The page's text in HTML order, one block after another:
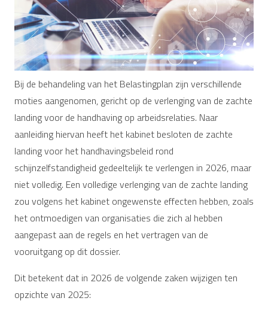
Bij de behandeling van het Belastingplan zijn verschillende
moties aangenomen, gericht op de verlenging van de zachte
landing voor de handhaving op arbeidsrelaties. Naar
aanleiding hiervan heeft het kabinet besloten de zachte
landing voor het handhavingsbeleid rond
schijnzelfstandigheid gedeeltelijk te verlengen in 2026, maar
niet volledig. Een volledige verlenging van de zachte landing
zou volgens het kabinet ongewenste effecten hebben, zoals
het ontmoedigen van organisaties die zich al hebben
aangepast aan de regels en het vertragen van de
vooruitgang op dit dossier.
Dit betekent dat in 2026 de volgende zaken wijzigen ten
opzichte van 2025: